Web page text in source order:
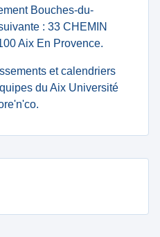
Bouches-du-
: 33 CHEMIN
Aix En Provence.
et calendriers
du Aix Université